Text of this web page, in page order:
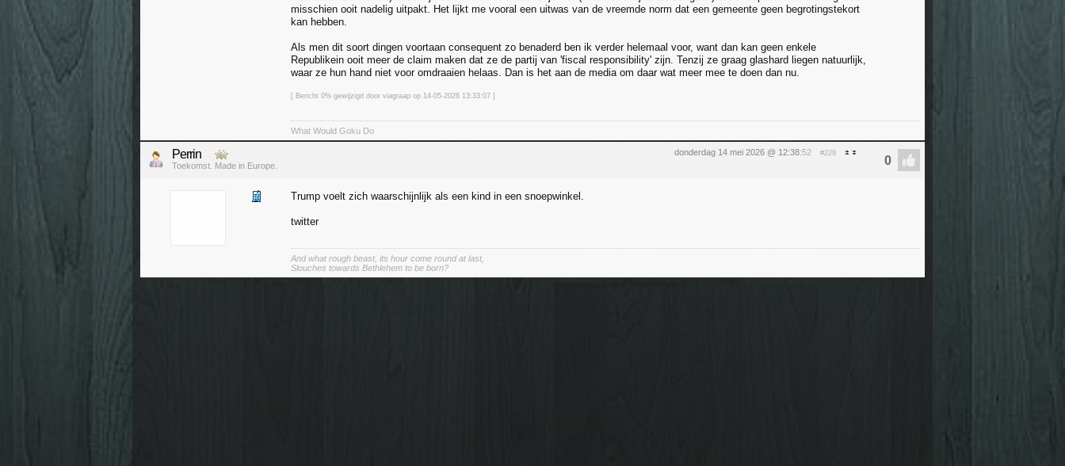
misschien ooit nadelig uitpakt. Het lijkt me vooral een uitwas van de vreemde norm dat een gemeente geen begrotingstekort
kan hebben.
Als men dit soort dingen voortaan consequent zo benaderd ben ik verder helemaal voor, want dan kan geen enkele
Republikein ooit meer de claim maken dat ze de partij van 'fiscal responsibility' zijn. Tenzij ze graag glashard liegen natuurlijk,
waar ze hun hand niet voor omdraaien helaas. Dan is het aan de media om daar wat meer mee te doen dan nu.
[ Bericht 0% gewijzigd door viagraap op 14-05-2026 13:33:07 ]
What Would Goku Do
donderdag 14 mei 2026 @ 12:38:52 #229
Perrin
Toekomst. Made in Europe.
Trump voelt zich waarschijnlijk als een kind in een snoepwinkel.
twitter
And what rough beast, its hour come round at last,
Slouches towards Bethlehem to be born?